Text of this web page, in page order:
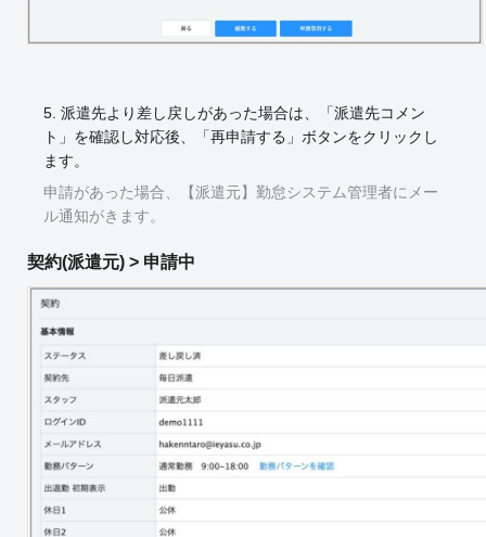
5. 派遣先より差し戻しがあった場合は、「派遣先コメン
ト」を確認し対応後、「再申請する」ボタンをクリックし
ます。
申請があった場合、【派遣元】勤怠システム管理者にメー
ル通知がきます。
契約(派遣元) > 申請中